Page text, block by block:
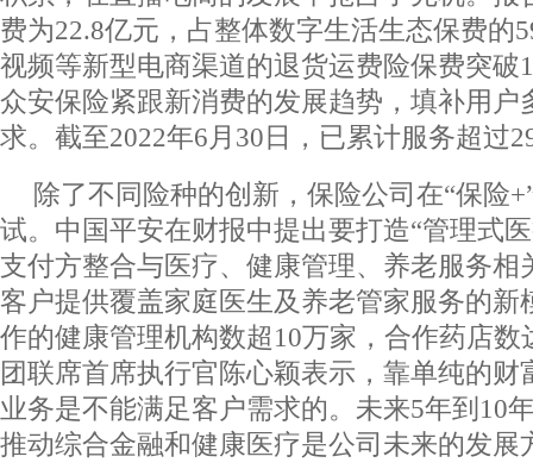
费为22.8亿元，占整体数字生活生态保费的
视频等新型电商渠道的退货运费险保费突破
众安保险紧跟新消费的发展趋势，填补用户
求。截至2022年6月30日，已累计服务超过
除了不同险种的创新，保险公司在“保险
试。中国平安在财报中提出要打造“管理式
支付方整合与医疗、健康管理、养老服务相
客户提供覆盖家庭医生及养老管家服务的新
作的健康管理机构数超10万家，合作药店数
团联席首席执行官陈心颖表示，靠单纯的财
业务是不能满足客户需求的。未来5年到10
推动综合金融和健康医疗是公司未来的发展